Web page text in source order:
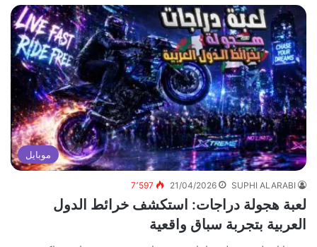
موبايل
SUPHI ALARABI
21/04/2026 7٬597
لعبة هجولة دراجات: استكشف خرائط الدول
العربية بتجربة سباق واقعية